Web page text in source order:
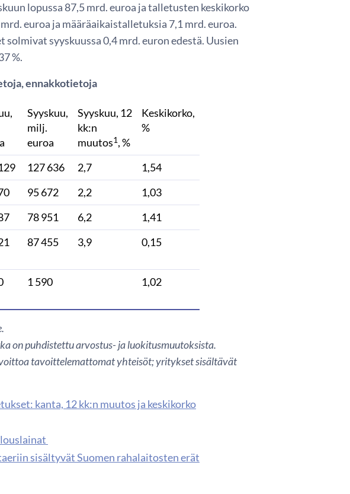
lopussa 87,5 mrd. euroa ja talletusten keskikorko
euroa ja määräaikaistalletuksia 7,1 mrd. euroa.
syyskuussa 0,4 mrd. euron edestä. Uusien
%.
ennakkotietoja
Syyskuu,
milj.
euroa
Syyskuu, 12
kk:n
muutos1, %
Keskikorko,
%
127 636 2,7
1,54
95 672 2,2
1,03
78 951 6,2
1,41
87 455 3,9 0,15
1 590 1,02
on puhdistettu arvostus- ja luokitusmuutoksista.
tavoittelemattomat yhteisöt; yritykset sisältävät
kanta, 12 kk:n muutos ja keskikorko
sisältyvät Suomen rahalaitosten erät